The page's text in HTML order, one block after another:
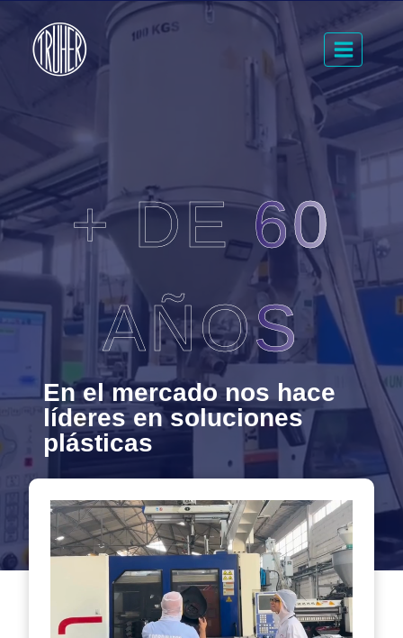
contenido
+ DE 60
AÑOS
En el mercado nos hace
líderes en soluciones
plásticas